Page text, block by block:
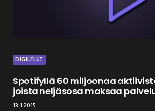
DIGILELUT
Spotifyllä 60 miljoonaa
joista neljäsosa maksaa
13.1.2015